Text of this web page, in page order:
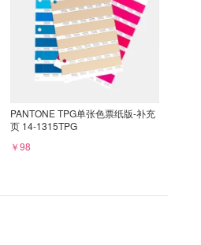
PANTONE TPG单张色票纸版-补充
页 14-1315TPG
￥98